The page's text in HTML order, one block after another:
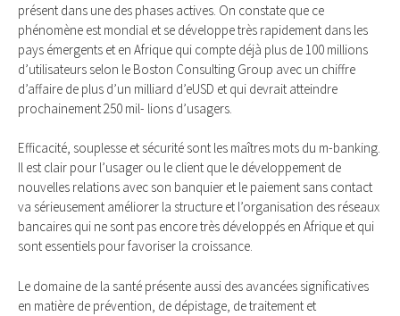
présent dans une des phases actives. On constate que ce
phénomène est mondial et se développe très rapidement dans les
pays émergents et en Afrique qui compte déjà plus de 100 millions
d’utilisateurs selon le Boston Consulting Group avec un chiffre
d’affaire de plus d’un milliard d’eUSD et qui devrait atteindre
prochainement 250 mil- lions d’usagers.
Efficacité, souplesse et sécurité sont les maîtres mots du m-banking.
Il est clair pour l’usager ou le client que le développement de
nouvelles relations avec son banquier et le paiement sans contact
va sérieusement améliorer la structure et l’organisation des réseaux
bancaires qui ne sont pas encore très développés en Afrique et qui
sont essentiels pour favoriser la croissance.
Le domaine de la santé présente aussi des avancées significatives
en matière de prévention, de dépistage, de traitement et